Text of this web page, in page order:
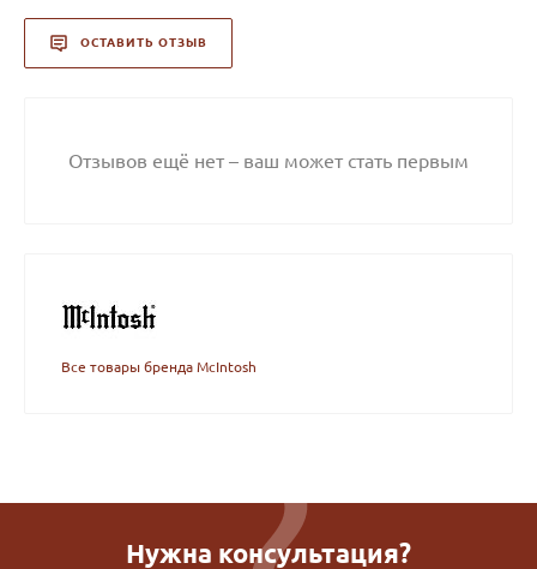
ОСТАВИТЬ ОТЗЫВ
Отзывов ещё нет – ваш может стать первым
Все товары бренда McIntosh
Нужна консультация?